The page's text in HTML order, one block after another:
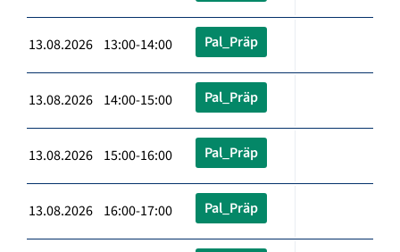
13.08.2026 13:00-14:00 Pal_Präp
13.08.2026 14:00-15:00 Pal_Präp
13.08.2026 15:00-16:00 Pal_Präp
13.08.2026 16:00-17:00 Pal_Präp